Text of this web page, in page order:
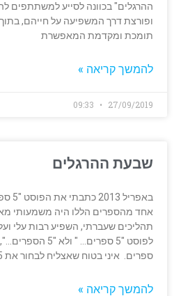
ההרגלים" בכוונה לסייע למשתתפים
ופורצת דרך המשפיעה על חייהם,
תומכת ומקדמת המאפשרת
להמשך קריאה »
27/09/2019
שבעת ההרגלים
אחד מהספרים הללו היה משמעותי
תהליכים שעברתי, השפיע רבות עלי
ספרים. איני בטוח שאצליח לבחור את 5 הספרים גם אם
להמשך קריאה »